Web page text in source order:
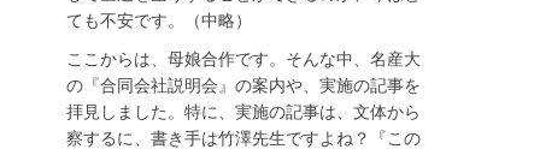
ても不安です。（中略）
ここからは、母娘合作です。そんな中、名産大
の『合同会社説明会』の案内や、実施の記事を
拝見しました。特に、実施の記事は、文体から
察するに、書き手は竹澤先生ですよね？『この